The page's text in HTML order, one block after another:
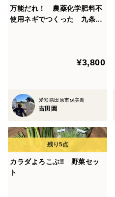
万能だれ！ 農薬化学肥料不
使用ネギでつくった 九条ネ
¥3,800
愛知県田原市保美町
吉田園
カラダよろこぶ‼︎ 野菜セッ
ト